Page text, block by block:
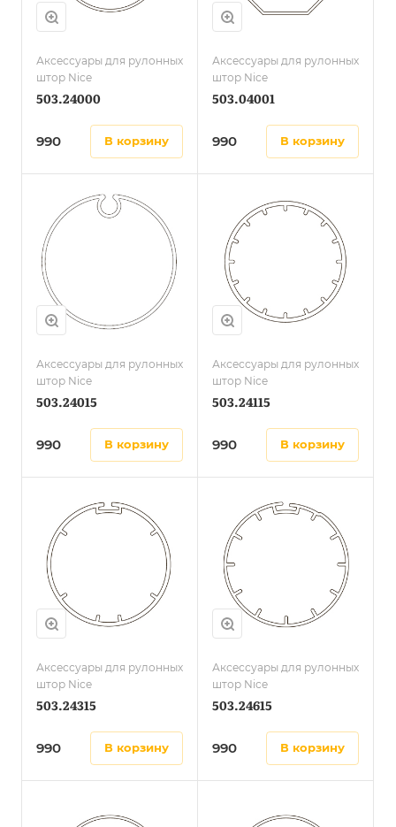
Аксессуары для рулонных
штор Nice
503.24000
990 в корзину
Аксессуары для рулонных
штор Nice
503.04001
990 в корзину
Аксессуары для рулонных
штор Nice
503.24015
990 в корзину
Аксессуары для рулонных
штор Nice
503.24115
990 в корзину
Аксессуары для рулонных
штор Nice
503.24315
990 в корзину
Аксессуары для рулонных
штор Nice
503.24615
990 в корзину